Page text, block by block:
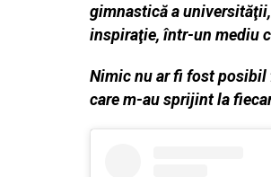
gimnastică a
inspiraţie, într-un mediu
Nimic nu ar fi fost posibil
care m-au sprijint la